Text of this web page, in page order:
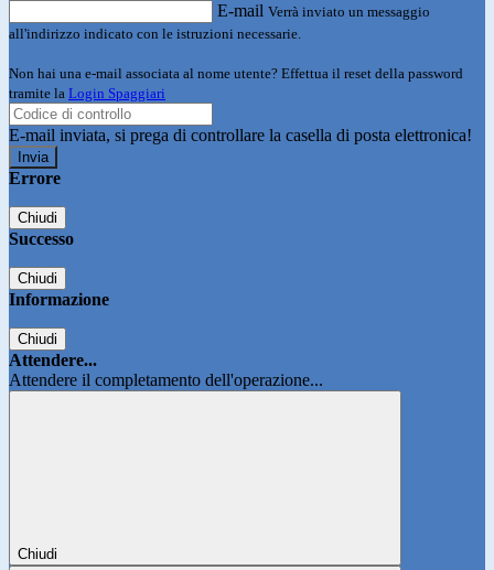
E-mail Verrà inviato un messaggio
all'indirizzo indicato con le istruzioni necessarie.
Non hai una e-mail associata al nome utente? Effettua il reset della password
tramite la Login Spaggiari
E-mail inviata, si prega di controllare la casella di posta elettronica!
Errore
Chiudi
Successo
Chiudi
Informazione
Chiudi
Attendere...
Attendere il completamento dell'operazione...
Chiudi